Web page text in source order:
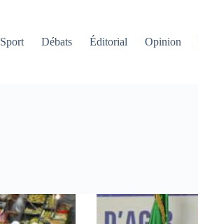
Sport Débats Éditorial Opinion